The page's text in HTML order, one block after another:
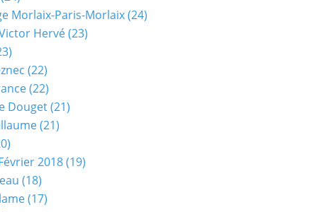
Morlaix-Paris-Morlaix(24)
Hervé(23)
(22)
(22)
Douget(21)
(21)
2018(19)
(18)
(17)